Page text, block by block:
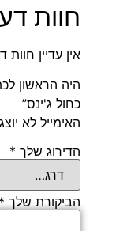
חוות
אין עדיין חוות
היה הראשון
כחול ג'ינס”
האימייל לא
הדירוג שלך *
הביקורת שלך *